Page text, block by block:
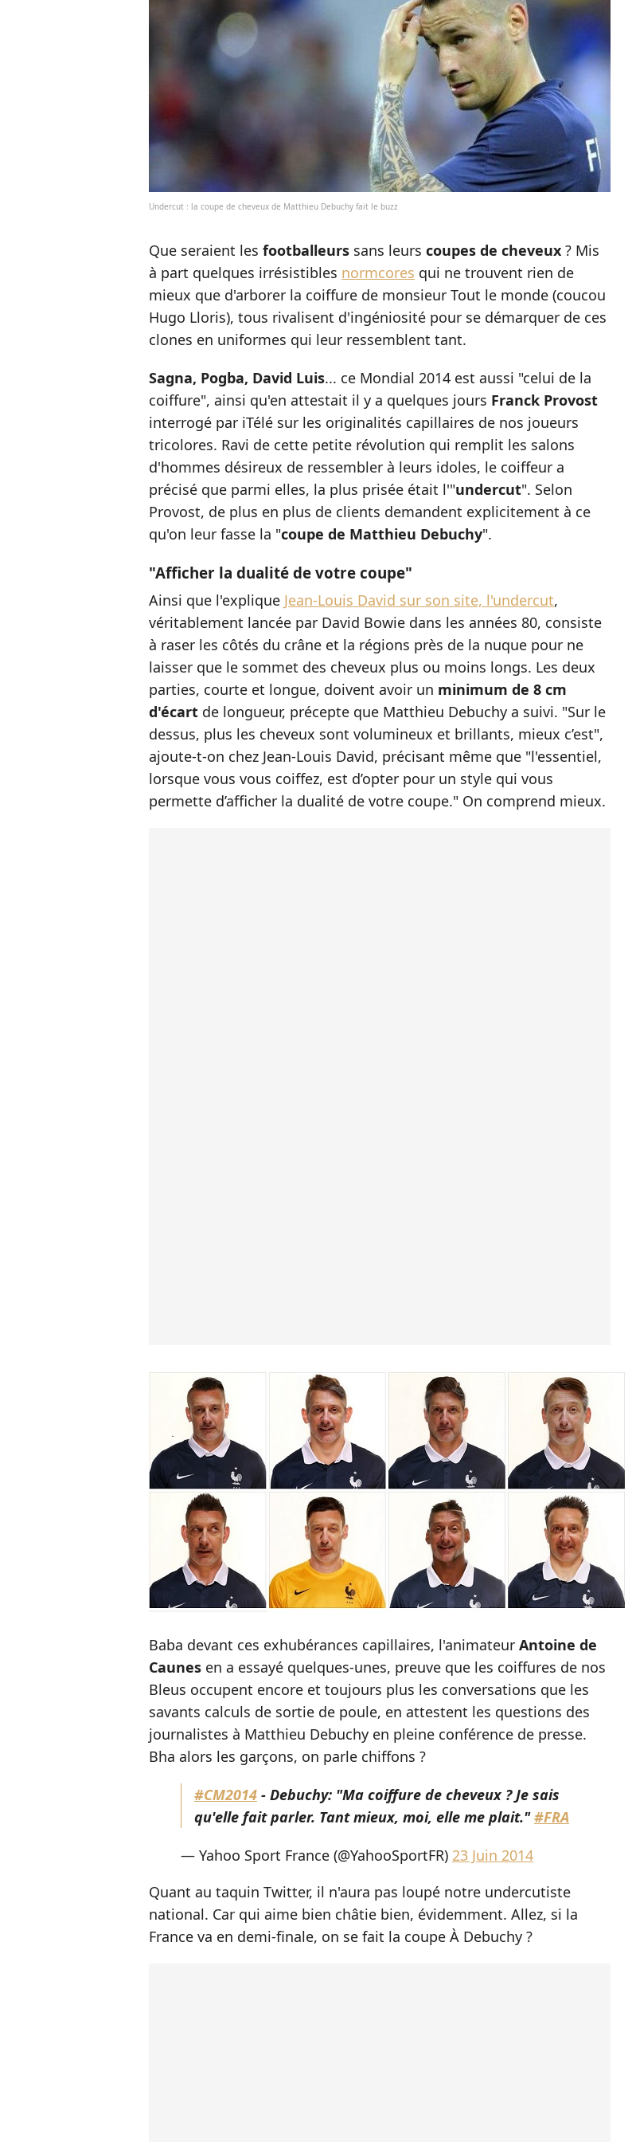
Undercut : la coupe de cheveux de Matthieu Debuchy fait le buzz
Que seraient les footballeurs sans leurs coupes de cheveux ? Mis
à part quelques irrésistibles normcores qui ne trouvent rien de
mieux que d'arborer la coiffure de monsieur Tout le monde (coucou
Hugo Lloris), tous rivalisent d'ingéniosité pour se démarquer de ces
clones en uniformes qui leur ressemblent tant.
Sagna, Pogba, David Luis... ce Mondial 2014 est aussi "celui de la
coiffure", ainsi qu'en attestait il y a quelques jours Franck Provost
interrogé par iTélé sur les originalités capillaires de nos joueurs
tricolores. Ravi de cette petite révolution qui remplit les salons
d'hommes désireux de ressembler à leurs idoles, le coiffeur a
précisé que parmi elles, la plus prisée était l'"undercut". Selon
Provost, de plus en plus de clients demandent explicitement à ce
qu'on leur fasse la "coupe de Matthieu Debuchy".
"Afficher la dualité de votre coupe"
Ainsi que l'explique Jean-Louis David sur son site, l'undercut,
véritablement lancée par David Bowie dans les années 80, consiste
à raser les côtés du crâne et la régions près de la nuque pour ne
laisser que le sommet des cheveux plus ou moins longs. Les deux
parties, courte et longue, doivent avoir un minimum de 8 cm
d'écart de longueur, précepte que Matthieu Debuchy a suivi. "Sur le
dessus, plus les cheveux sont volumineux et brillants, mieux c’est",
ajoute-t-on chez Jean-Louis David, précisant même que "l'essentiel,
lorsque vous vous coiffez, est d’opter pour un style qui vous
permette d’afficher la dualité de votre coupe." On comprend mieux.
Baba devant ces exhubérances capillaires, l'animateur Antoine de
Caunes en a essayé quelques-unes, preuve que les coiffures de nos
Bleus occupent encore et toujours plus les conversations que les
savants calculs de sortie de poule, en attestent les questions des
journalistes à Matthieu Debuchy en pleine conférence de presse.
Bha alors les garçons, on parle chiffons ?
#CM2014 - Debuchy: "Ma coiffure de cheveux ? Je sais
qu'elle fait parler. Tant mieux, moi, elle me plait."#FRA
— Yahoo Sport France (@YahooSportFR) 23 Juin 2014
Quant au taquin Twitter, il n'aura pas loupé notre undercutiste
national. Car qui aime bien châtie bien, évidemment. Allez, si la
France va en demi-finale, on se fait la coupe À Debuchy ?